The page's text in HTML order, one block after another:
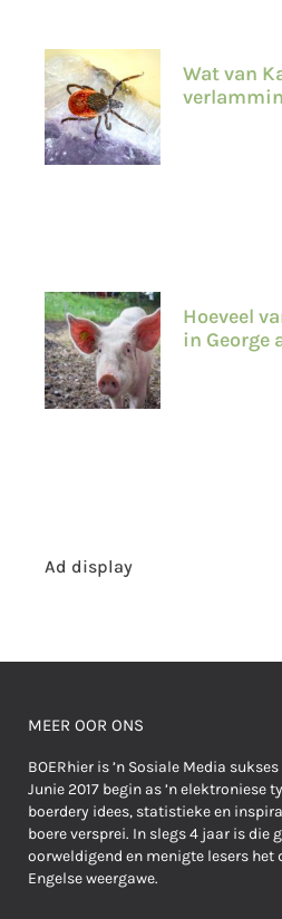
Wat van
Hoeveel
in George
Ad display
MEER OOR ONS
BOERhier is ’n Sosiale Media
Junie 2017 begin as ’n elektroniese
boerdery idees, statistieke en
boere versprei. In slegs 4 jaar is die
oorweldigend en menigte lesers het
Engelse weergawe.